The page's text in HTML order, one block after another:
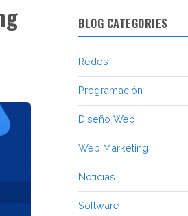
BLOG CATEGORIES
Redes
Programación
Diseño Web
Web Marketing
Noticias
Software